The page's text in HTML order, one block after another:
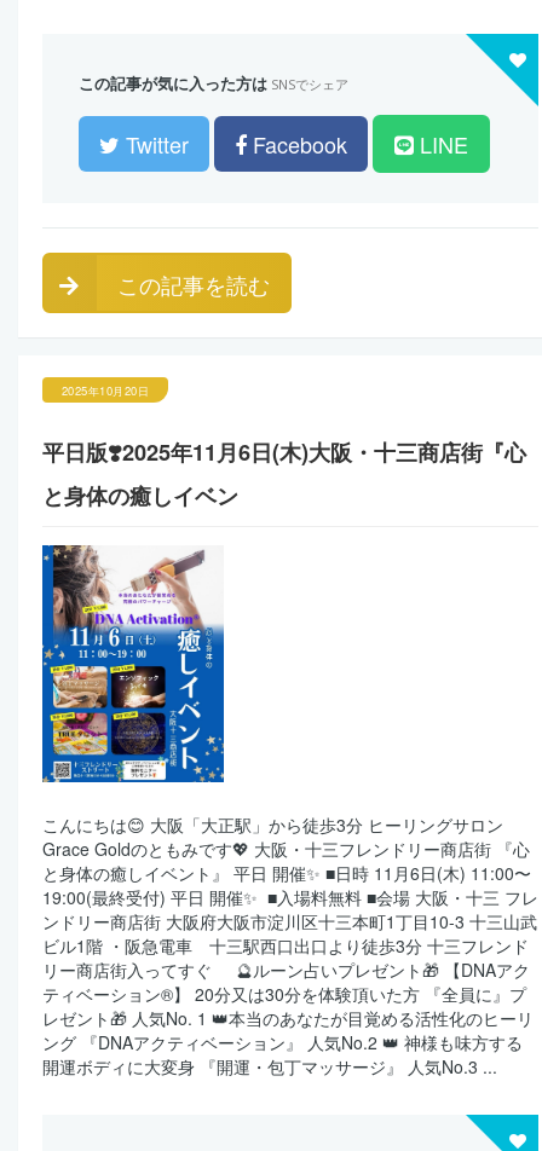
この記事が気に入った方は SNSでシェア
Twitter Facebook LINE
この記事を読む
2025年10月20日
平日版❣️2025年11月6日(木)大阪・十三商店街『心
と身体の癒しイベン
こんにちは😊 大阪「大正駅」から徒歩3分 ヒーリングサロン
Grace Goldのともみです💖 大阪・十三フレンドリー商店街 『心
と身体の癒しイベント』 平日 開催✨ ■日時 11月6日(木) 11:00〜
19:00(最終受付) 平日 開催✨ ■入場料無料 ■会場 大阪・十三 フレ
ンドリー商店街 大阪府大阪市淀川区十三本町1丁目10-3 十三山武
ビル1階 ・阪急電車 十三駅西口出口より徒歩3分 十三フレンド
リー商店街入ってすぐ 🔮ルーン占いプレゼント🎁 【DNAアク
ティベーション®︎】 20分又は30分を体験頂いた方 『全員に』プ
レゼント🎁 人気No. 1 👑本当のあなたが目覚める活性化のヒーリ
ング 『DNAアクティベーション』 人気No.2 👑 神様も味方する
開運ボディに大変身 『開運・包丁マッサージ』 人気No.3 ...